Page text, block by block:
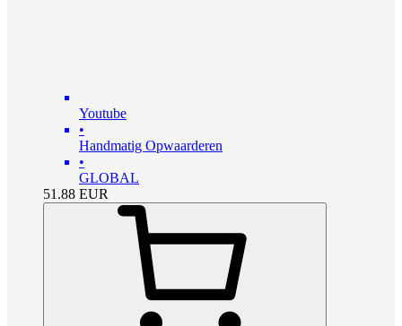
Youtube
•
Handmatig Opwaarderen
•
GLOBAL
51.88 EUR